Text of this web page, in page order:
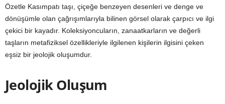
Özetle Kasımpatı taşı, çiçeğe benzeyen desenleri ve denge ve
dönüşümle olan çağrışımlarıyla bilinen görsel olarak çarpıcı ve ilgi
çekici bir kayadır. Koleksiyoncuların, zanaatkarların ve değerli
taşların metafiziksel özellikleriyle ilgilenen kişilerin ilgisini çeken
eşsiz bir jeolojik oluşumdur.
Jeolojik Oluşum